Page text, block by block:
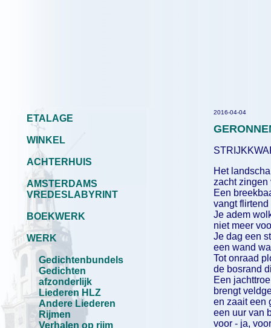
ETALAGE
WINKEL
ACHTERHUIS
AMSTERDAMS
VREDESLABYRINT
BOEKWERK
WERK
Gedichtenbundels
Gedichten
afzonderlijk
Liederen HLZ
Andere Liederen
Rijmen
Verhalen op rijm
2016-04-04
Het
zacht zingen
Een
vangt
Je adem
niet meer
Je dag een
een wand
Tot onraad
de bosrand
Een
brengt
en zaait een
een uur van
voor - ja,